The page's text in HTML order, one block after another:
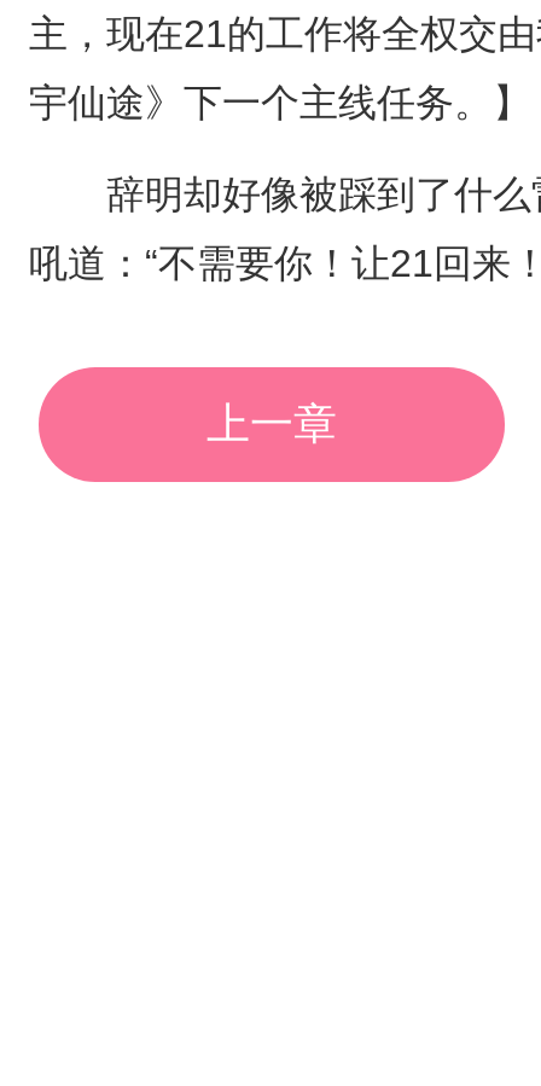
主，现在21的工作将全权交
宇仙途》下一个主线任务。】
辞明却好像被踩到了什么
吼道：“不需要你！让21回来
上一章